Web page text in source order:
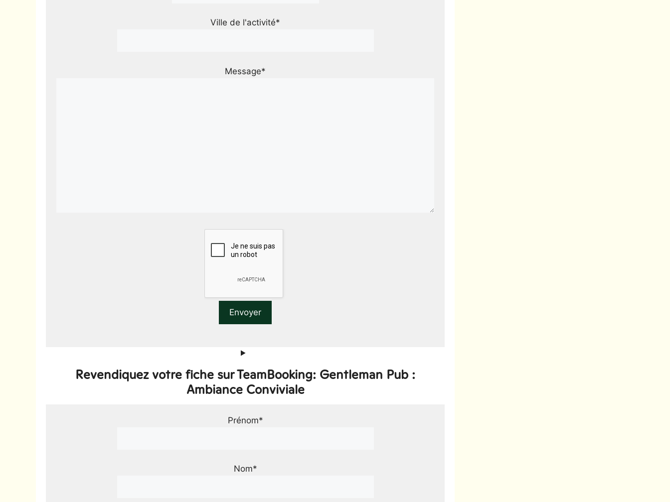
Ville de l'activité*
Message*
Revendiquez votre fiche sur TeamBooking: Gentleman Pub :
Ambiance Conviviale
Prénom*
Nom*